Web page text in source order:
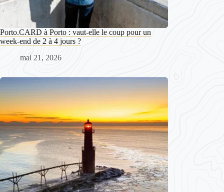
Porto.CARD à Porto : vaut-elle le coup pour un
week-end de 2 à 4 jours ?
mai 21, 2026